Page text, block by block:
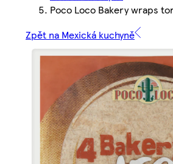
Poco Loco Bakery wraps
Zpět na Mexická kuchyně